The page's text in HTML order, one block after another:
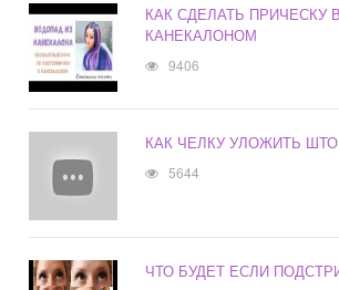
КАК СДЕЛАТЬ ПРИЧЕСКУ
КАНЕКАЛОНОМ
9406
КАК ЧЕЛКУ УЛОЖИТЬ
5644
ЧТО БУДЕТ ЕСЛИ